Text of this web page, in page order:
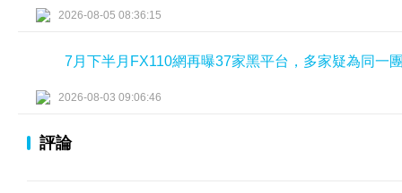
2026-08-05 08:36:15
7月下半月FX110網再曝37家黑平台，多家疑為同一
2026-08-03 09:06:46
評論